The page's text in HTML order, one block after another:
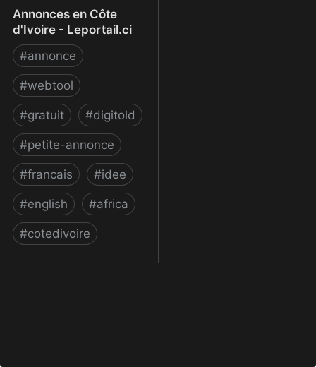
Annonces en Côte
d'Ivoire - Leportail.ci
#annonce
#webtool
#gratuit #digitold
#petite-annonce
#francais #idee
#english #africa
#cotedivoire